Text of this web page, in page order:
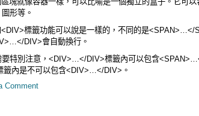
形等。
標籤功能可以說是一樣的，不同的是<SPAN>…</
DIV>會自動換行。
要特別注意，<DIV>…</DIV>標籤內可以包含
籤內是不可以包含<DIV>…</DIV>。
Comment